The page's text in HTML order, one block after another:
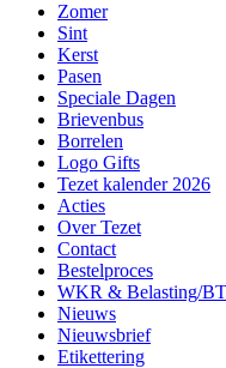
Zomer
Sint
Kerst
Pasen
Speciale Dagen
Brievenbus
Borrelen
Logo Gifts
Tezet kalender 2026
Acties
Over Tezet
Contact
Bestelproces
WKR & Belasting/
Nieuws
Nieuwsbrief
Etikettering